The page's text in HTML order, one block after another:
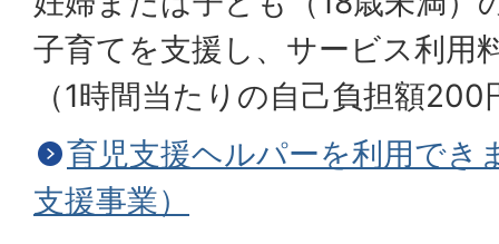
子育てを支援し、サービス利用
（1時間当たりの自己負担額200
育児支援ヘルパーを利用でき
支援事業）